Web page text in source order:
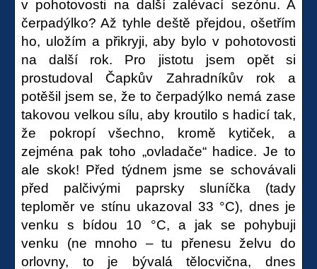
v pohotovosti na další zalévací sezónu. A
čerpadýlko? Až tyhle deště přejdou, ošetřím
ho, uložím a přikryji, aby bylo v pohotovosti
na další rok. Pro jistotu jsem opět si
prostudoval Čapkův Zahradníkův rok a
potěšil jsem se, že to čerpadýlko nemá zase
takovou velkou sílu, aby kroutilo s hadicí tak,
že pokropí všechno, kromě kytiček, a
zejména pak toho „ovladače“ hadice. Je to
ale skok! Před týdnem jsme se schovávali
před palčivými paprsky sluníčka (tady
teploměr ve stínu ukazoval 33 °C), dnes je
venku s bídou 10 °C, a jak se pohybuji
venku (ne mnoho – tu přenesu želvu do
orlovny, to je bývalá tělocvična, dnes